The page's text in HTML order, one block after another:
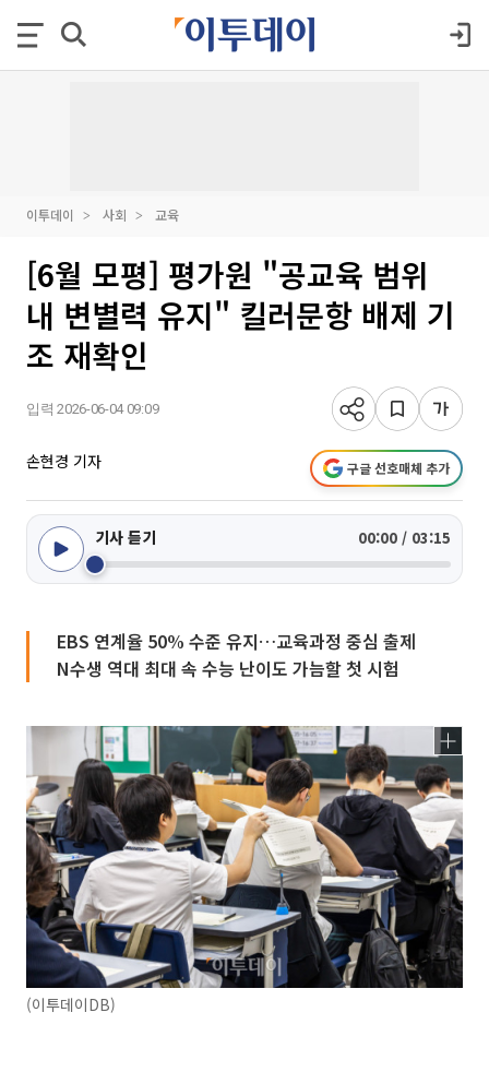
이투데이 사회 교육
[6월 모평] 평가원 "공교육 범위
내 변별력 유지" 킬러문항 배제 기
조 재확인
입력 2026-06-04 09:09
손현경 기자 구글 선호매체 추가
기사 듣기 00:00 / 03:15
EBS 연계율 50% 수준 유지…교육과정 중심 출제
N수생 역대 최대 속 수능 난이도 가늠할 첫 시험
(이투데이DB)